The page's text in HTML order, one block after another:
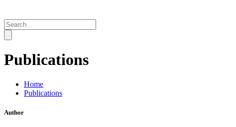
Search
for:
Publications
Home
Publications
Author